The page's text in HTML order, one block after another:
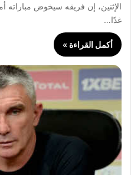
الإثنين، إن فريقه سيخوض مباراته
غدًا…
أكمل القراءة »